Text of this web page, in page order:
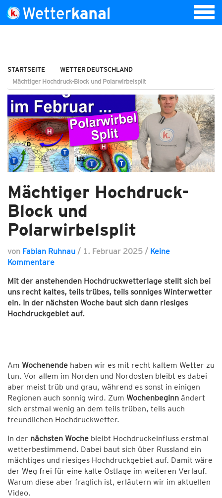
STARTSEITE
WETTER DEUTSCHLAND
Mächtiger Hochdruck-Block und Polarwirbelsplit
Mächtiger Hochdruck-
Block und
Polarwirbelsplit
von Fabian Ruhnau / 1. Februar 2025 / Keine
Kommentare
Mit der anstehenden Hochdruckwetterlage stellt sich bei
uns recht kaltes, teils trübes, teils sonniges Winterwetter
ein. In der nächsten Woche baut sich dann riesiges
Hochdruckgebiet auf.
Am Wochenende haben wir es mit recht kaltem Wetter zu
tun. Vor allem im Norden und Nordosten bleibt es dabei
aber meist trüb und grau, während es sonst in einigen
Regionen auch sonnig wird. Zum Wochenbeginn ändert
sich erstmal wenig an dem teils trüben, teils auch
freundlichen Hochdruckwetter.
In der nächsten Woche bleibt Hochdruckeinfluss erstmal
wetterbestimmend. Dabei baut sich über Russland ein
mächtiges und riesiges Hochdruckgebiet auf. Damit wäre
der Weg frei für eine kalte Ostlage im weiteren Verlauf.
Warum diese aber fraglich ist, erläutern wir im aktuellen
Video.